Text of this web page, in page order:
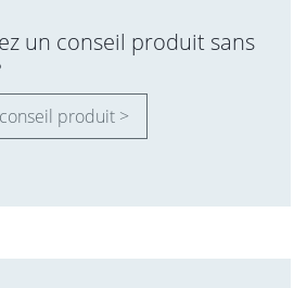
un conseil produit sans
produit >